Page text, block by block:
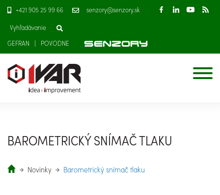
+421 905 25 99 66 senzory@senzory.sk
GEFRAN POVODNE
BAROMETRICKÝ SNÍMAČ TLAKU
Novinky Barometrický snímač tlaku